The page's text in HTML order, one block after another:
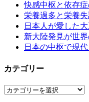
快感中枢と依存
栄養過多と栄養失
日本人が愛した
新大陸発見が世
日本の中枢で現
カテゴリー
カ